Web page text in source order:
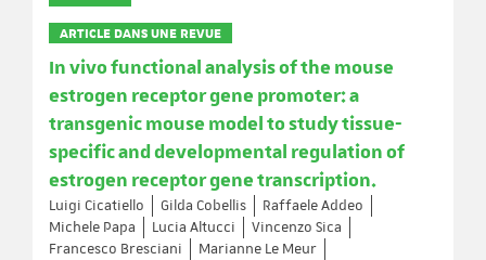
ARTICLE DANS UNE REVUE
In vivo functional analysis of the mouse
estrogen receptor gene promoter: a
transgenic mouse model to study tissue-
specific and developmental regulation of
estrogen receptor gene transcription.
Luigi Cicatiello Gilda Cobellis
Raffaele Addeo
Michele Papa
Lucia Altucci
Vincenzo Sica
Francesco Bresciani
Marianne Le Meur